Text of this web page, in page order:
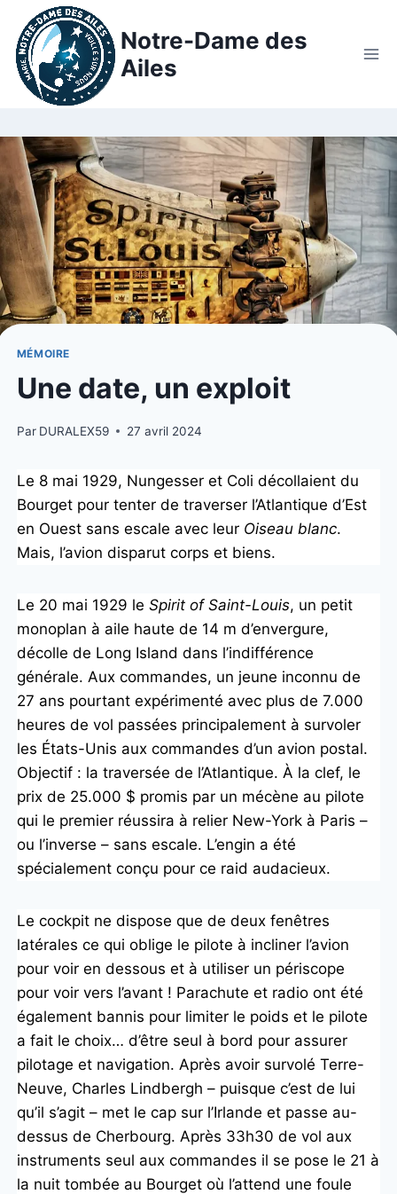
Notre-Dame des
Ailes
MÉMOIRE
Une date, un exploit
Par DURALEX59 27 avril 2024
Le 8 mai 1929, Nungesser et Coli décollaient du
Bourget pour tenter de traverser l’Atlantique d’Est
en Ouest sans escale avec leur Oiseau blanc.
Mais, l’avion disparut corps et biens.
Le 20 mai 1929 le Spirit of Saint-Louis, un petit
monoplan à aile haute de 14 m d’envergure,
décolle de Long Island dans l’indifférence
générale. Aux commandes, un jeune inconnu de
27 ans pourtant expérimenté avec plus de 7.000
heures de vol passées principalement à survoler
les États-Unis aux commandes d’un avion postal.
Objectif : la traversée de l’Atlantique. À la clef, le
prix de 25.000 $ promis par un mécène au pilote
qui le premier réussira à relier New-York à Paris –
ou l’inverse – sans escale. L’engin a été
spécialement conçu pour ce raid audacieux.
Le cockpit ne dispose que de deux fenêtres
latérales ce qui oblige le pilote à incliner l’avion
pour voir en dessous et à utiliser un périscope
pour voir vers l’avant ! Parachute et radio ont été
également bannis pour limiter le poids et le pilote
a fait le choix… d’être seul à bord pour assurer
pilotage et navigation. Après avoir survolé Terre-
Neuve, Charles Lindbergh – puisque c’est de lui
qu’il s’agit – met le cap sur l’Irlande et passe au-
dessus de Cherbourg. Après 33h30 de vol aux
instruments seul aux commandes il se pose le 21 à
la nuit tombée au Bourget où l’attend une foule